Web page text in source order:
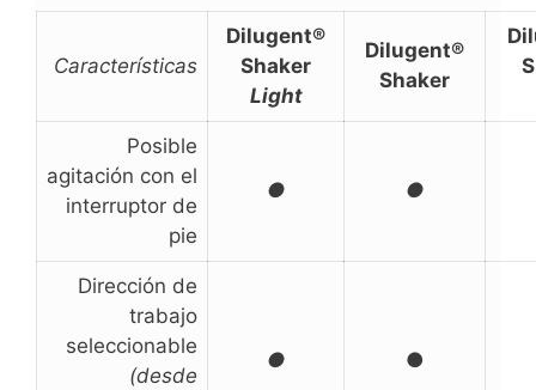
Características
Dilugent®
Shaker
Light
Dilugent®
Shaker
Posible
agitación con el
interruptor de
pie
● ●
Dirección de
trabajo
seleccionable
(desde
● ●